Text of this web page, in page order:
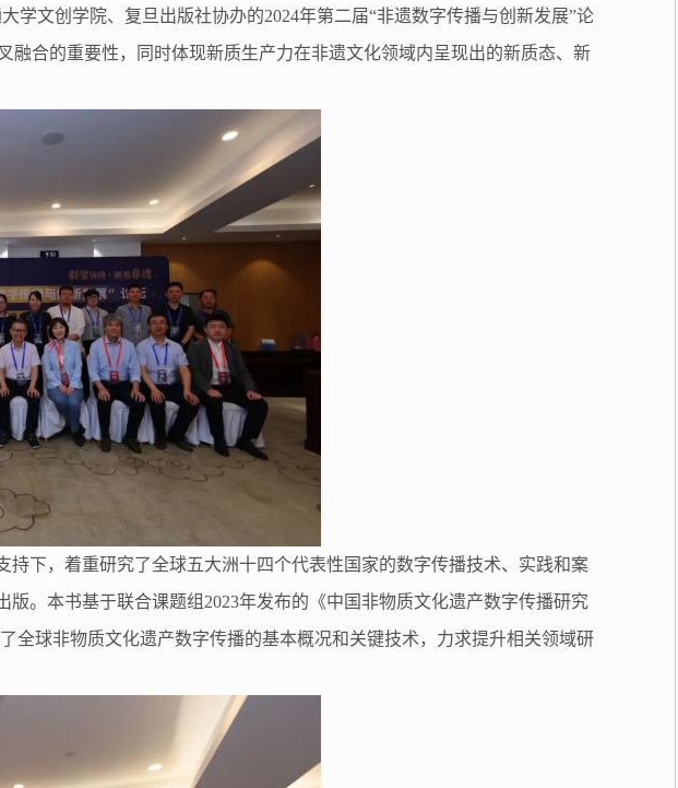
学文创学院、复旦出版社协办的2024年第二届“非遗数字传播与创新发展”论
合的重要性，同时体现新质生产力在非遗文化领域内呈现出的新质态、新
下，着重研究了全球五大洲十四个代表性国家的数字传播技术、实践和案
。本书基于联合课题组2023年发布的《中国非物质文化遗产数字传播研究
全球非物质文化遗产数字传播的基本概况和关键技术，力求提升相关领域研